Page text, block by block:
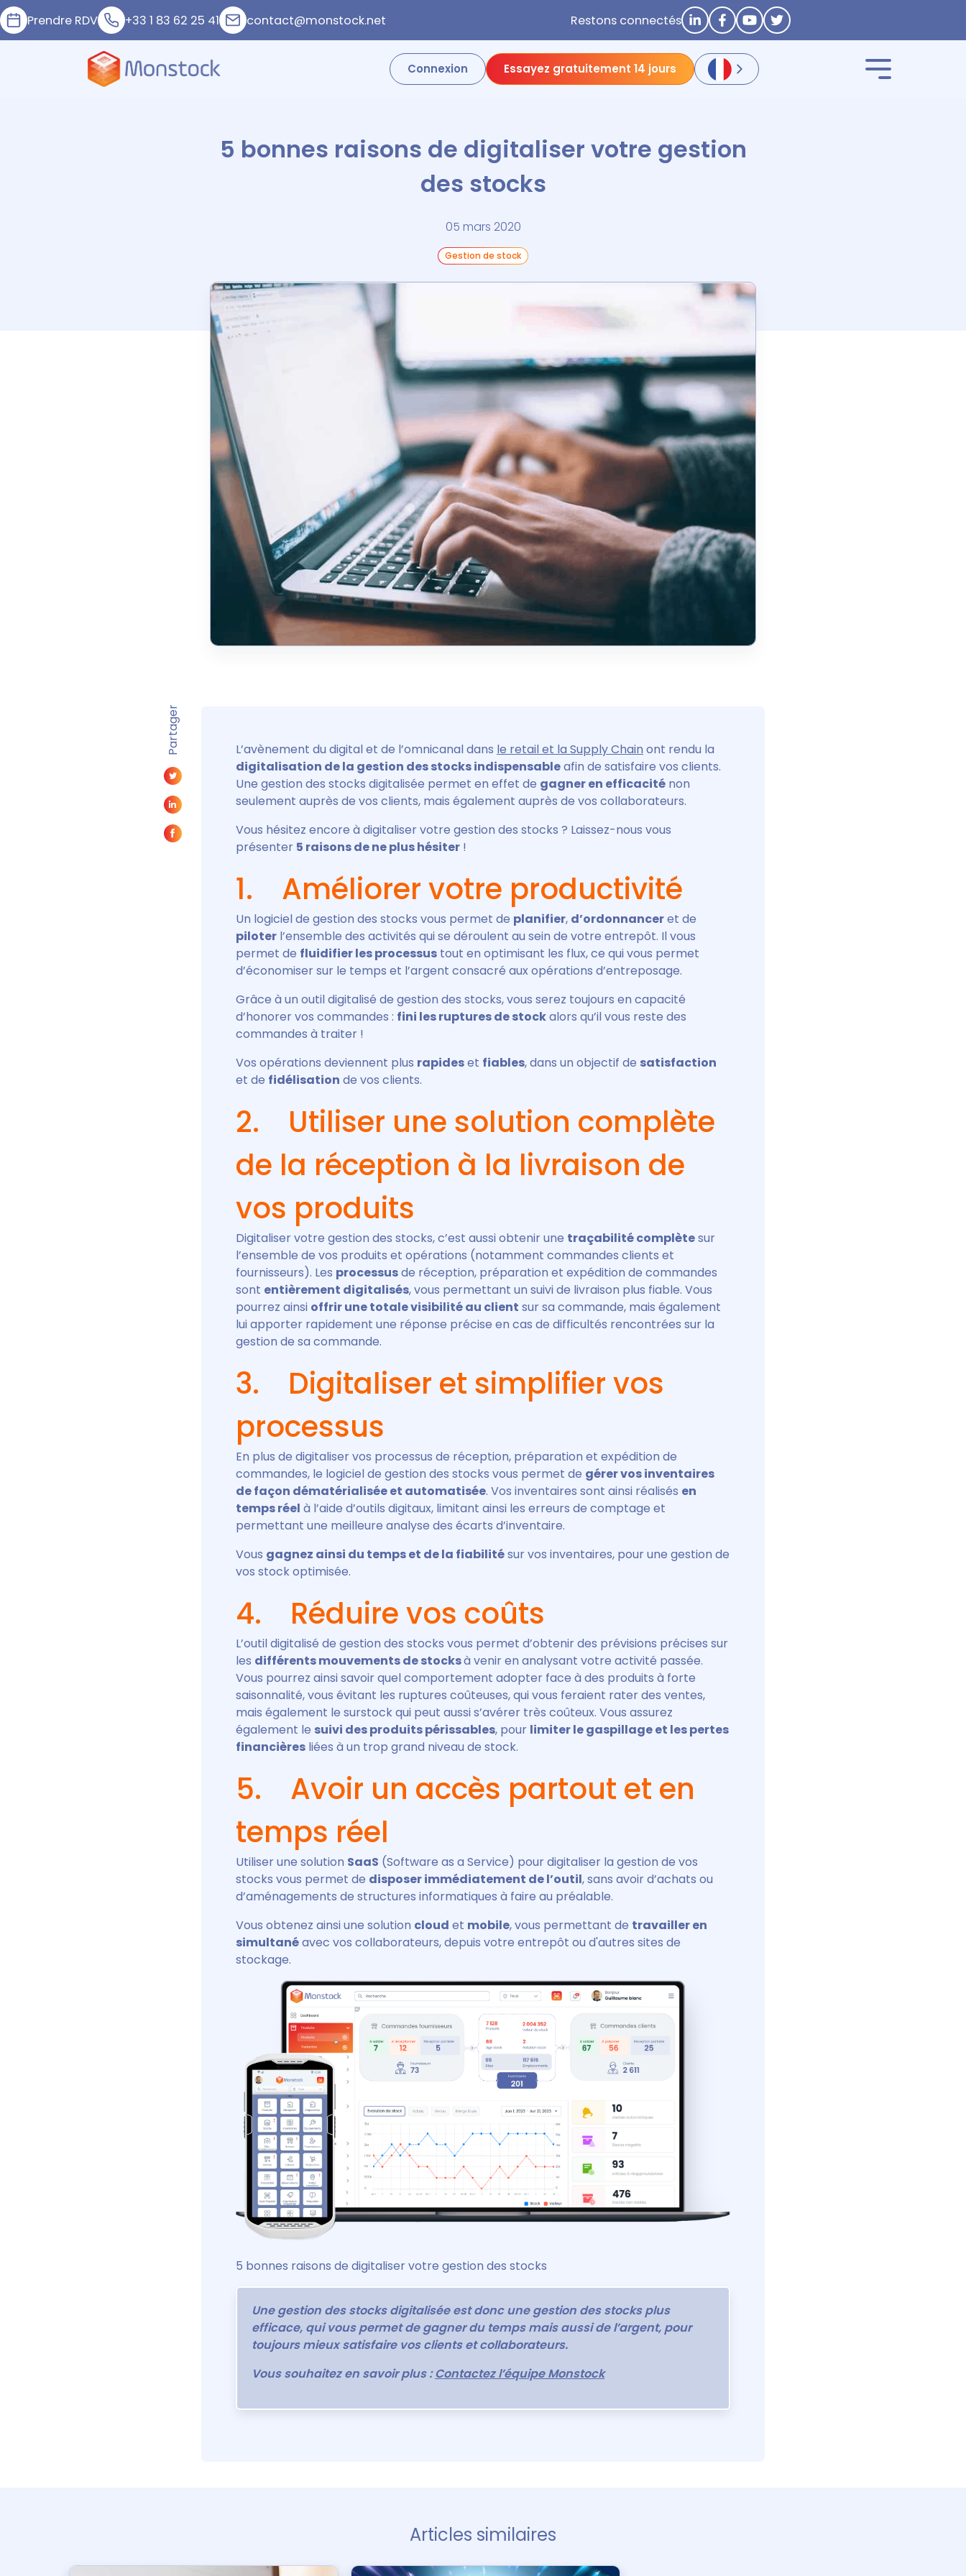
Prendre RDV +33 1 83 62 25 41 contact@monstock.net Restons connectés
Connexion Essayez gratuitement 14 jours
5 bonnes raisons de digitaliser votre gestion
des stocks
05 mars 2020
Gestion de stock
Partager L’avènement du digital et de l’omnicanal dans le retail et la Supply Chain ont rendu la
digitalisation de la gestion des stocks indispensableafin de satisfaire vos clients.
Une gestion des stocks digitalisée permet en effet de gagner en efficacité non
seulement auprès de vos clients, mais également auprès de vos collaborateurs.
Vous hésitez encore à digitaliser votre gestion des stocks ? Laissez-nous vous
présenter 5 raisons de ne plus hésiter !
1. Améliorer votre productivité
Un logiciel de gestion des stocks vous permet de planifier, d’ordonnanceret de
piloter l’ensemble des activités qui se déroulent au sein de votre entrepôt. Il vous
permet de fluidifier les processus tout en optimisant les flux, ce qui vous permet
d’économiser sur le temps et l’argent consacré aux opérations d’entreposage.
Grâce à un outil digitalisé de gestion des stocks, vous serez toujours en capacité
d’honorer vos commandes : fini les ruptures de stockalors qu’il vous reste des
commandes à traiter !
Vos opérations deviennent plus rapideset fiables, dans un objectif de satisfaction
et de fidélisation de vos clients.
2. Utiliser une solution complète
de la réception à la livraison de
vos produits
Digitaliser votre gestion des stocks, c’est aussi obtenir une traçabilité complètesur
l’ensemble de vos produits et opérations (notamment commandes clients et
fournisseurs). Les processusde réception, préparation et expédition de commandes
sont entièrement digitalisés, vous permettant un suivi de livraison plus fiable. Vous
pourrez ainsi offrir une totale visibilité au client sur sa commande, mais également
lui apporter rapidement une réponse précise en cas de difficultés rencontrées sur la
gestion de sa commande.
3. Digitaliser et simplifier vos
processus
En plus de digitaliser vos processus de réception, préparation et expédition de
commandes, le logiciel de gestion des stocks vous permet de gérer vos inventaires
de façon dématérialisée et automatisée. Vos inventaires sont ainsi réalisés en
temps réel à l’aide d’outils digitaux, limitant ainsi les erreurs de comptage et
permettant une meilleure analyse des écarts d’inventaire.
Vous gagnez ainsi du temps et de la fiabilitésur vos inventaires, pour une gestion de
vos stock optimisée.
4. Réduire vos coûts
L’outil digitalisé de gestion des stocks vous permet d’obtenir des prévisions précises sur
les différents mouvements de stocksà venir en analysant votre activité passée.
Vous pourrez ainsi savoir quel comportement adopter face à des produits à forte
saisonnalité, vous évitant les ruptures coûteuses, qui vous feraient rater des ventes,
mais également le surstock qui peut aussi s’avérer très coûteux. Vous assurez
également le suivi des produits périssables, pour limiter le gaspillage et les pertes
financières liées à un trop grand niveau de stock.
5. Avoir un accès partout et en
temps réel
Utiliser une solution SaaS (Software as a Service) pour digitaliser la gestion de vos
stocks vous permet de disposer immédiatement de l’outil, sans avoir d’achats ou
d’aménagements de structures informatiques à faire au préalable.
Vous obtenez ainsi une solution cloud et mobile, vous permettant de travailler en
simultanéavec vos collaborateurs, depuis votre entrepôt ou d'autres sites de
stockage.
5 bonnes raisons de digitaliser votre gestion des stocks
Une gestion des stocks digitalisée est donc une gestion des stocks plus
efficace, qui vous permet de gagner du temps mais aussi de l’argent, pour
toujours mieux satisfaire vos clients et collaborateurs.
Vous souhaitez en savoir plus :Contactez l’équipe Monstock
Articles similaires